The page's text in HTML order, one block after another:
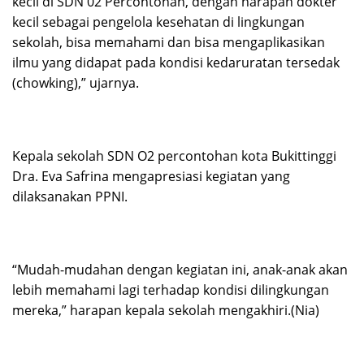
kecil sebagai pengelola kesehatan di lingkungan
sekolah, bisa memahami dan bisa mengaplikasikan
ilmu yang didapat pada kondisi kedaruratan tersedak
(chowking),” ujarnya.
Kepala sekolah SDN O2 percontohan kota Bukittinggi
Dra. Eva Safrina mengapresiasi kegiatan yang
dilaksanakan PPNI.
“Mudah-mudahan dengan kegiatan ini, anak-anak akan
lebih memahami lagi terhadap kondisi dilingkungan
mereka,” harapan kepala sekolah mengakhiri.(Nia)